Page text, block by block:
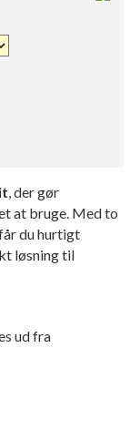
, der gør
at bruge. Med to
du hurtigt
løsning til
ud fra